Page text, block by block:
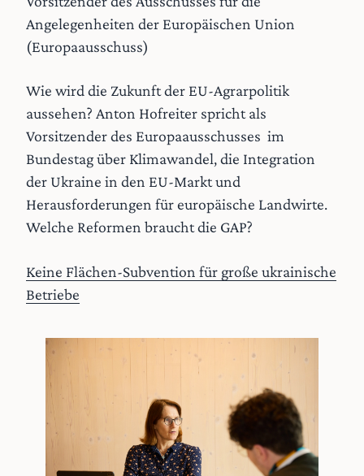
Angelegenheiten der Europäischen Union
(Europaausschuss)
Wie wird die Zukunft der EU-Agrarpolitik
aussehen? Anton Hofreiter spricht als
Vorsitzender des Europaausschusses im
Bundestag über Klimawandel, die Integration
der Ukraine in den EU-Markt und
Herausforderungen für europäische Landwirte.
Welche Reformen braucht die GAP?
Keine Flächen-Subvention für große ukrainische
Betriebe